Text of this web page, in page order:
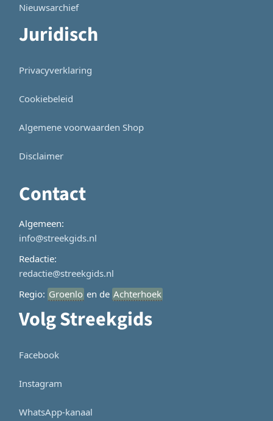
Nieuwsarchief
Juridisch
Privacyverklaring
Cookiebeleid
Algemene voorwaarden Shop
Disclaimer
Contact
Algemeen:
info@streekgids.nl
Redactie:
redactie@streekgids.nl
Regio: Groenlo en de Achterhoek
Volg Streekgids
Facebook
Instagram
WhatsApp-kanaal